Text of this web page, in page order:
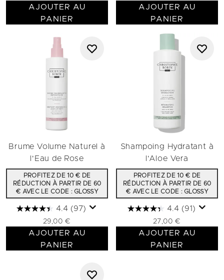
AJOUTER AU
PANIER
AJOUTER AU
PANIER
Brume Volume Naturel à
l'Eau de Rose
PROFITEZ DE 10 € DE
RÉDUCTION À PARTIR DE 60
€ AVEC LE CODE : GLOSSY
4.4 (97)
29,00 €
AJOUTER AU
PANIER
Shampoing Hydratant à
l'Aloe Vera
PROFITEZ DE 10 € DE
RÉDUCTION À PARTIR DE 60
€ AVEC LE CODE : GLOSSY
4.4 (91)
27,00 €
AJOUTER AU
PANIER